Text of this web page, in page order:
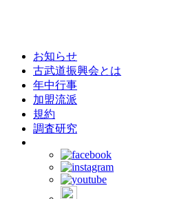
お知らせ
古武道振興会とは
年中行事
加盟流派
規約
調査研究